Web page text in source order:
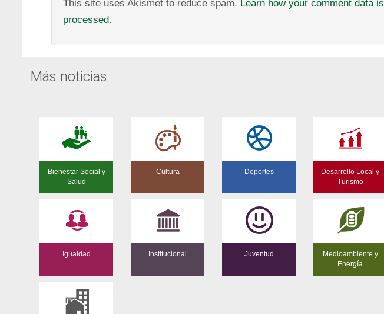
This site uses Akismet to reduce spam. Learn how your comment data is
processed.
Más noticias
Bienestar Social y
Salud
Cultura Deportes
Desarrollo Local y
Turismo
Igualdad Institucional Juventud
Medioambiente y
Energía